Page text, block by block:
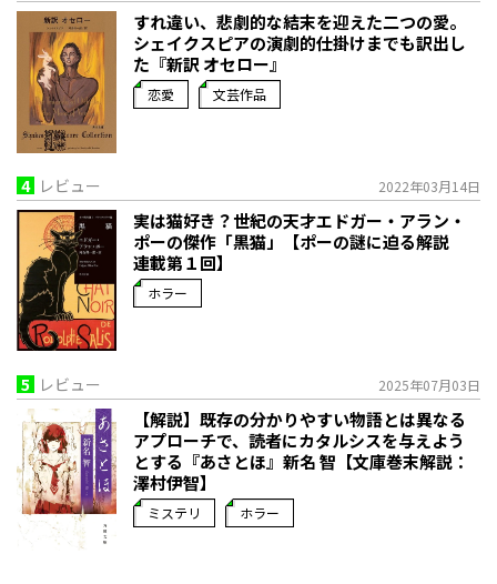
すれ違い、悲劇的な結末を迎えた二つの愛。
シェイクスピアの演劇的仕掛けまでも訳出し
た『新訳 オセロー』
恋愛 文芸作品
4 レビュー 2022年03月14日
実は猫好き？世紀の天才エドガー・アラン・
ポーの傑作「黒猫」【ポーの謎に迫る解説
連載第１回】
ホラー
5 レビュー 2025年07月03日
【解説】既存の分かりやすい物語とは異なる
アプローチで、読者にカタルシスを与えよう
とする――『あさとほ』新名 智【文庫巻末解説：
澤村伊智】
ミステリ ホラー